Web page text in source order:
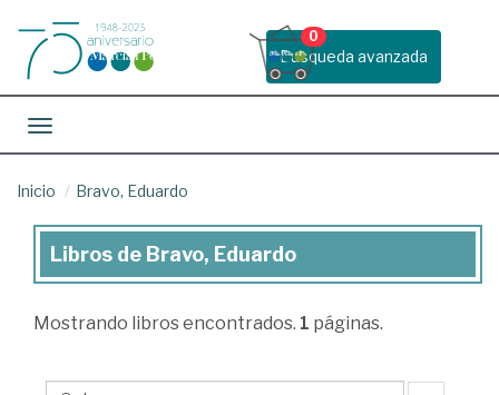
Busqueda avanzada
0
Toggle navigation
Inicio Bravo, Eduardo
Libros
Bravo,
Libros de Bravo, Eduardo
Mostrando libros encontrados. 1 páginas.